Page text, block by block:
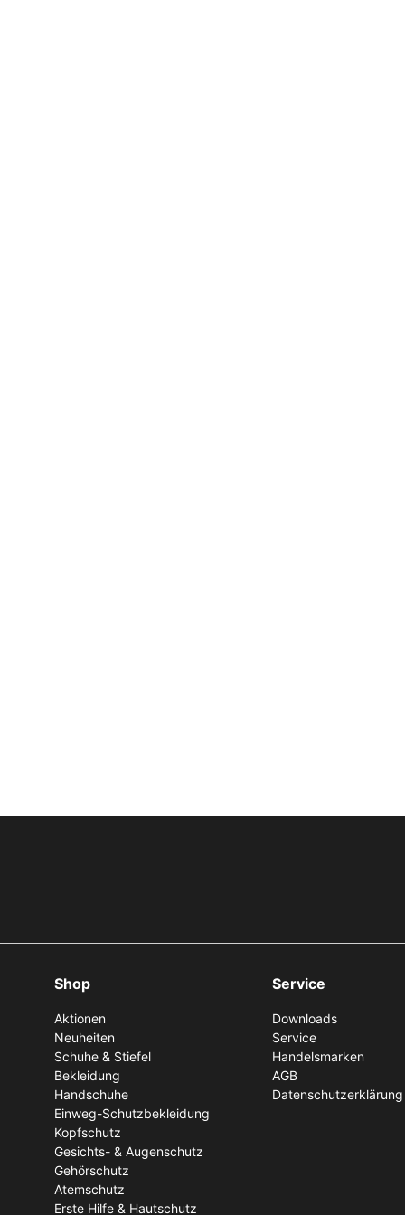
Shop
Aktionen
Neuheiten
Schuhe & Stiefel
Bekleidung
Handschuhe
Einweg-Schutzbekleidung
Kopfschutz
Gesichts- & Augenschutz
Gehörschutz
Atemschutz
Erste Hilfe & Hautschutz
Service
Downloads
Service
Handelsmarken
AGB
Datenschutzerklärung